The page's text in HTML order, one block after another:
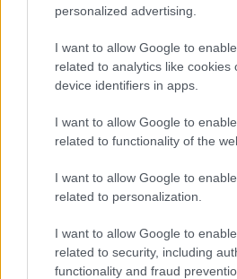
personalized advertising.
I want to allow Google to
related to analytics like cookies
device identifiers in apps.
I want to allow Google to
related to functionality of the
I want to allow Google to
related to personalization.
I want to allow Google to
related to security, including
functionality and fraud